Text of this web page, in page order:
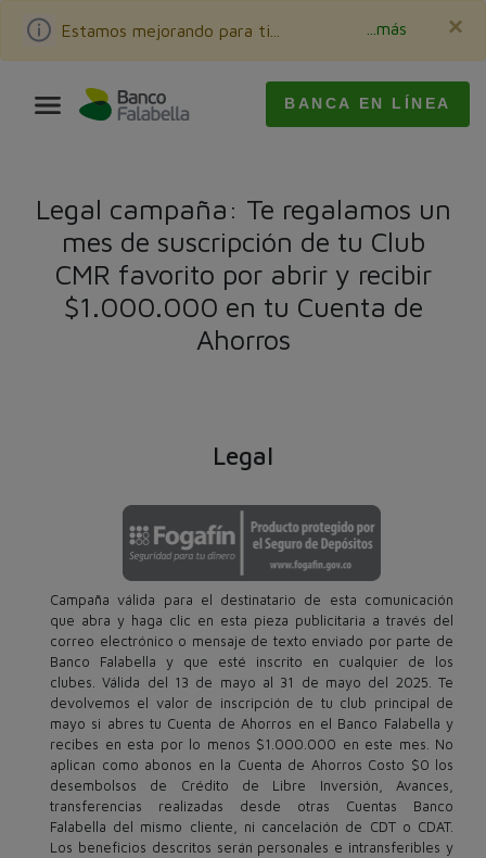
Estamos mejorando para ti... ...más ×
BANCA EN LÍNEA
Legal campaña: Te regalamos un
mes de suscripción de tu Club
CMR favorito por abrir y recibir
$1.000.000 en tu Cuenta de
Ahorros
Legal
Campaña válida para el destinatario de esta comunicación
que abra y haga clic en esta pieza publicitaria a través del
correo electrónico o mensaje de texto enviado por parte de
Banco Falabella y que esté inscrito en cualquier de los
clubes. Válida del 13 de mayo al 31 de mayo del 2025. Te
devolvemos el valor de inscripción de tu club principal de
mayo si abres tu Cuenta de Ahorros en el Banco Falabella y
recibes en esta por lo menos $1.000.000 en este mes. No
aplican como abonos en la Cuenta de Ahorros Costo $0 los
desembolsos de Crédito de Libre Inversión, Avances,
transferencias realizadas desde otras Cuentas Banco
Falabella del mismo cliente, ni cancelación de CDT o CDAT.
Los beneficios descritos serán personales e intransferibles y